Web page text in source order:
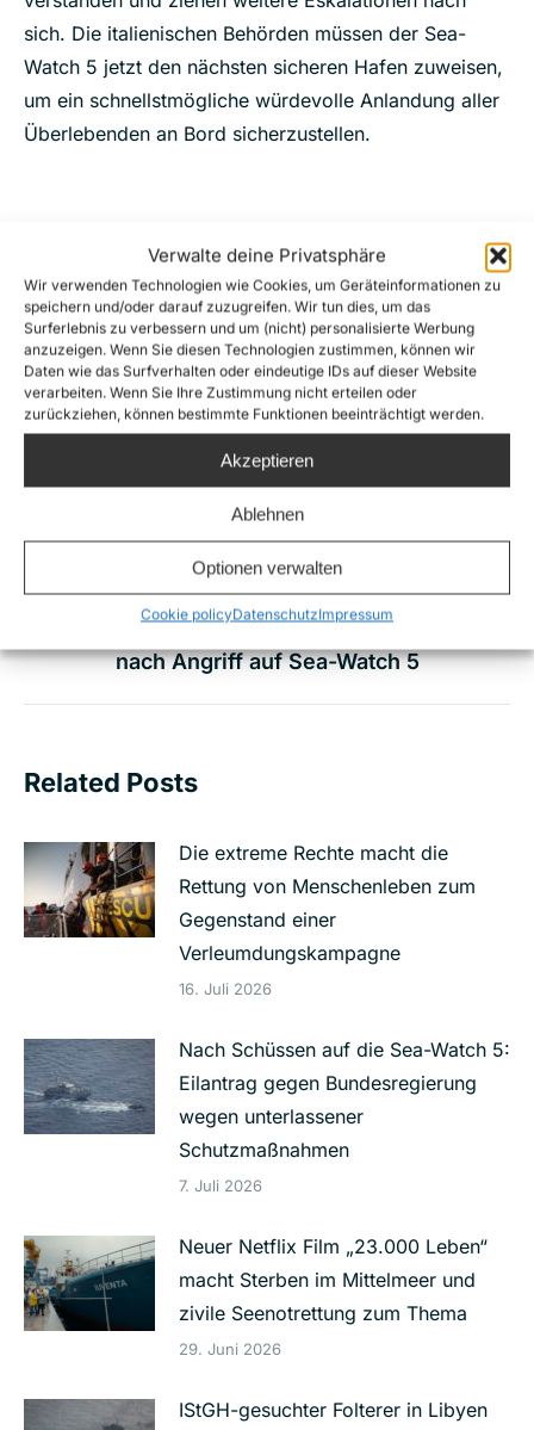
Verwalte deine Privatsphäre
Wir verwenden Technologien wie Cookies, um Geräteinformationen zu
speichern und/oder darauf zuzugreifen. Wir tun dies, um das
Surferlebnis zu verbessern und um (nicht) personalisierte Werbung
anzuzeigen. Wenn Sie diesen Technologien zustimmen, können wir
Daten wie das Surfverhalten oder eindeutige IDs auf dieser Website
verarbeiten. Wenn Sie Ihre Zustimmung nicht erteilen oder
zurückziehen, können bestimmte Funktionen beeinträchtigt werden.
Akzeptieren
Ablehnen
Optionen verwalten
Cookie policyDatenschutzImpressum
sich. Die italienischen Behörden müssen der Sea-
Watch 5 jetzt den nächsten sicheren Hafen zuweisen,
um ein schnellstmögliche würdevolle Anlandung aller
Überlebenden an Bord sicherzustellen.
Share this
Kommentarnavigation
Vorheriger
Beitrag:
EIL: Bewaffnete libysche Küstenwache
beschießt Rettungsschiff Sea-Watch 5
NÄCHSTES
Nächster
nach Angriff auf Sea-Watch 5
Related Posts
Die extreme Rechte macht die
Rettung von Menschenleben zum
Gegenstand einer
Verleumdungskampagne
16. Juli 2026
Nach Schüssen auf die Sea-Watch 5:
Eilantrag gegen Bundesregierung
wegen unterlassener
Schutzmaßnahmen
7. Juli 2026
Neuer Netflix Film „23.000 Leben“
macht Sterben im Mittelmeer und
zivile Seenotrettung zum Thema
29. Juni 2026
IStGH-gesuchter Folterer in Libyen